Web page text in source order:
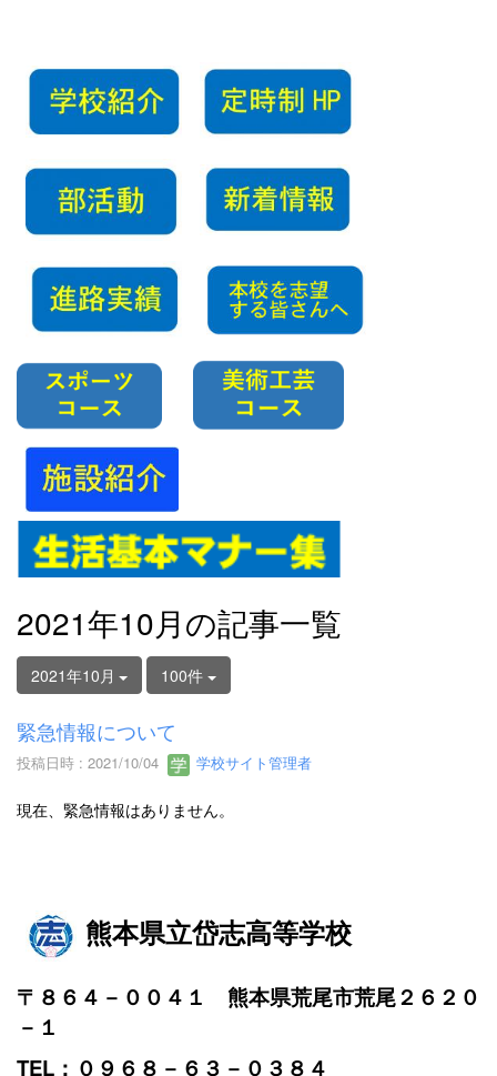
2021年10月の記事一覧
2021年10月 100件
緊急情報について
投稿日時 : 2021/10/04 学校サイト管理者
現在、緊急情報はありません。
熊本県立岱志高等学校
〒８６４－００４１ 熊本県荒尾市荒尾２６２０
－１
TEL：０９６８－６３－０３８４